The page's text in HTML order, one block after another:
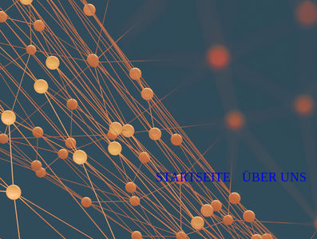
STARTSEITE ÜBER UNS